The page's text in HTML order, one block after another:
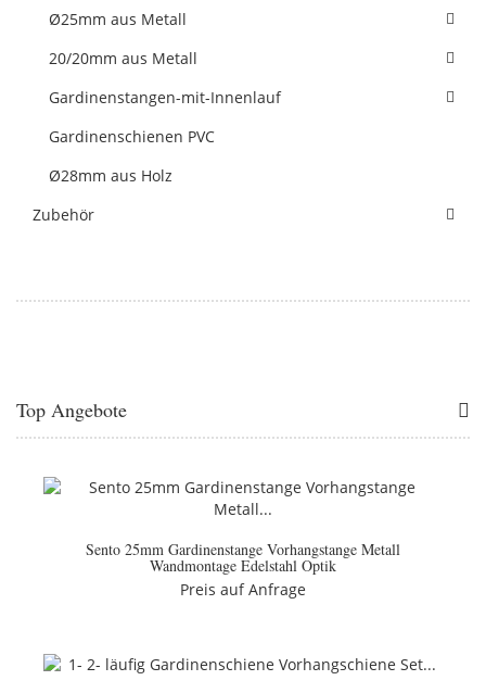
Ø25mm aus Metall
20/20mm aus Metall
Gardinenstangen-mit-Innenlauf
Gardinenschienen PVC
Ø28mm aus Holz
Zubehör
Top Angebote
Sento 25mm Gardinenstange Vorhangstange Metall
Wandmontage Edelstahl Optik
Preis auf Anfrage